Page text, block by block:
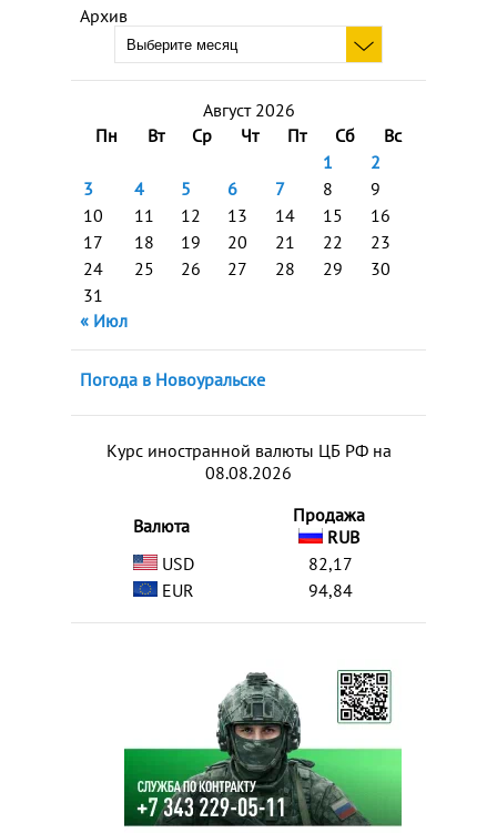
Архив
Август 2026
Пн
Вт Ср Чт Пт Сб
Вс
1
2
3
4 5 6 7 8
9
10
11 12 13 14 15
16
17
18 19 20 21 22
23
24
25 26 27 28 29
30
31
« Июл
Погода в Новоуральске
Курс иностранной валюты ЦБ РФ на
08.08.2026
Валюта
Продажа
RUB
USD
82,17
EUR
94,84